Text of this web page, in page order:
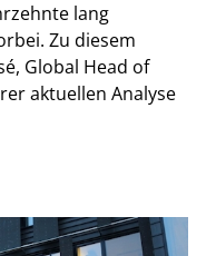
lang
Zu diesem
Global Head of
aktuellen Analyse